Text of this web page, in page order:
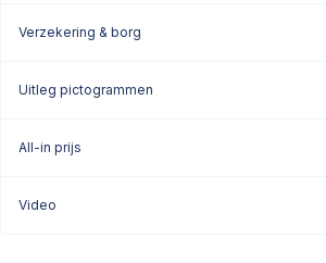
Verzekering & borg
Uitleg pictogrammen
All-in prijs
Video